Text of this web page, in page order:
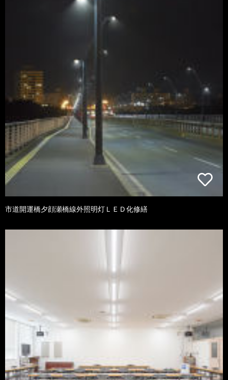
市道開運橋夕顔瀬橋線外照明灯ＬＥＤ化修繕